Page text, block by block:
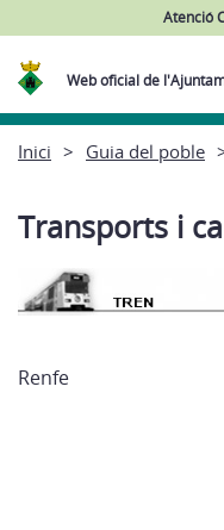
Atenció
Web oficial de
Inici Guia del poble
Transports i
Renfe